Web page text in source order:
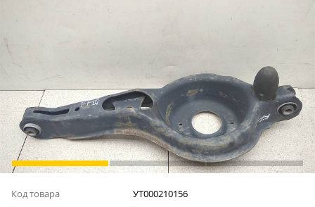
Код товара
УТ000210156